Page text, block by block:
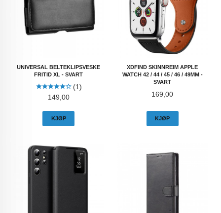
UNIVERSAL BELTEKLIPSVESKE
FRITID XL - SVART
(1)
Pris
149,00
KJØP
XDFIND SKINNREIM APPLE
WATCH 42 / 44 / 45 / 46 / 49MM -
SVART
Pris
169,00
KJØP